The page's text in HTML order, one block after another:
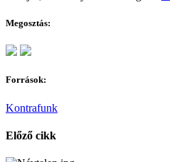
Megosztás:
Források:
Kontrafunk
Előző cikk